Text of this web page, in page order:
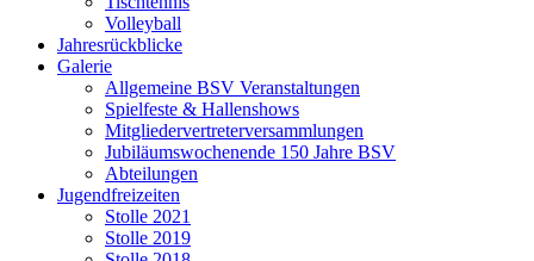
Volleyball
Jahresrückblicke
Galerie
Allgemeine BSV Veranstaltungen
Spielfeste & Hallenshows
Mitgliedervertreterversammlungen
Jubiläumswochenende 150 Jahre BSV
Abteilungen
Jugendfreizeiten
Stolle 2021
Stolle 2019